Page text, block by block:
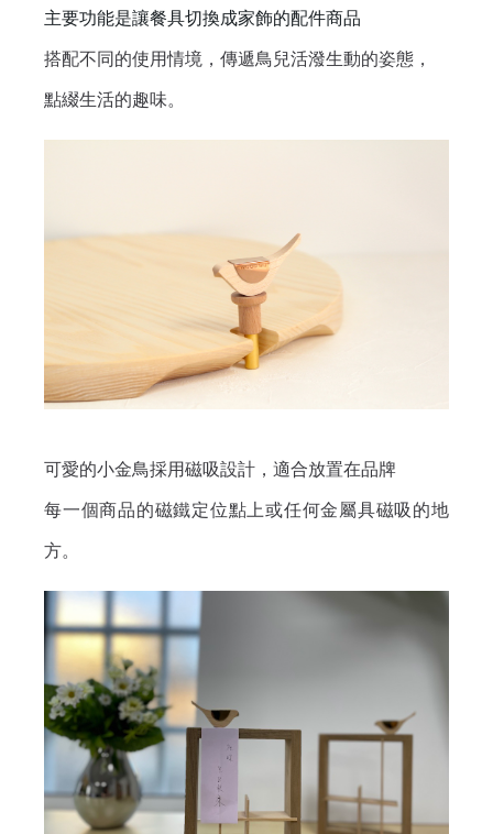
忘記密碼？
建立專屬帳號
我 要 註 冊
主要功能是讓餐具切換成家飾的配件商品
搭配不同的使用情境，傳遞鳥兒活潑生動的姿態，
點綴生活的趣味。
可愛的小金鳥採用磁吸設計，適合放置在品牌
每一個商品的磁鐵定位點上或任何金屬具磁吸的地
方。